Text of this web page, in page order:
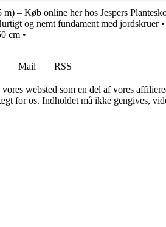
– Køb online her hos Jespers
og nemt fundament med jordskruer•
cm •
Mail
RSS
websted som en del af vores
for os. Indholdet må ikke gengives,